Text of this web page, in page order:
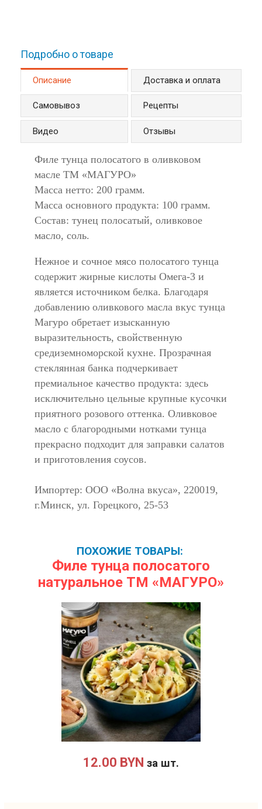
Подробно о товаре
Описание (активная вкладка)Доставка и оплата
Самовывоз Рецепты
Видео Отзывы
Филе тунца полосатого в оливковом
масле ТМ «МАГУРО»
Масса нетто: 200 грамм.
Масса основного продукта: 100 грамм.
Состав: тунец полосатый, оливковое
масло, соль.
Нежное и сочное мясо полосатого тунца
содержит жирные кислоты Омега-3 и
является источником белка. Благодаря
добавлению оливкового масла вкус тунца
Магуро обретает изысканную
выразительность, свойственную
средиземноморской кухне. Прозрачная
стеклянная банка подчеркивает
премиальное качество продукта: здесь
исключительно цельные крупные кусочки
приятного розового оттенка. Оливковое
масло с благородными нотками тунца
прекрасно подходит для заправки салатов
и приготовления соусов.
Импортер: ООО «Волна вкуса», 220019,
г.Минск, ул. Горецкого, 25-53
ПОХОЖИЕ ТОВАРЫ:
Филе тунца полосатого
натуральное ТМ «МАГУРО»
12.00 BYN за шт.